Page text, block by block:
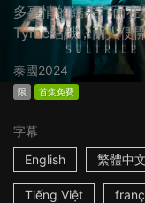
多事情的結果。而
Tyme結識，兩人便
泰國2024
限 首集免費
字幕
English
繁體中文
Tiếng Việt